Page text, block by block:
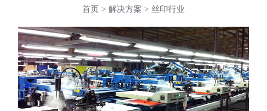
首页 > 解决方案 > 丝印行业